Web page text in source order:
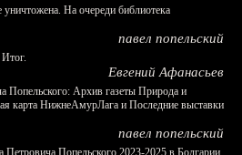
На очереди библиотека
павел попельский
Евгений Афанасьев
Попельского: Архив газеты Природа и
карта НижнеАмурЛага и Последние выставки
павел попельский
Попельского 2023-2025 в Болгарии,